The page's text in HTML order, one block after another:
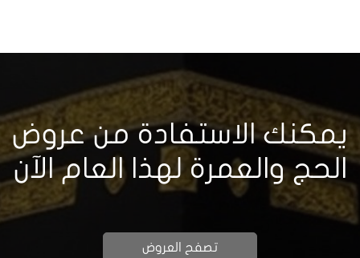
يمكنك الاستفادة من عروض
الحج والعمرة لهذا العام الآن
تصفح العروض